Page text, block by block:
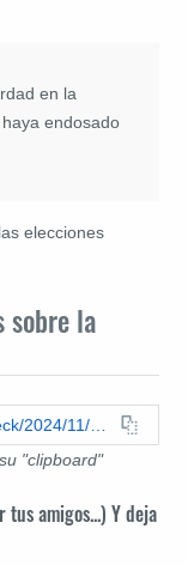
en la
endosado
elecciones
sobre la
"clipboard"
amigos...) Y deja